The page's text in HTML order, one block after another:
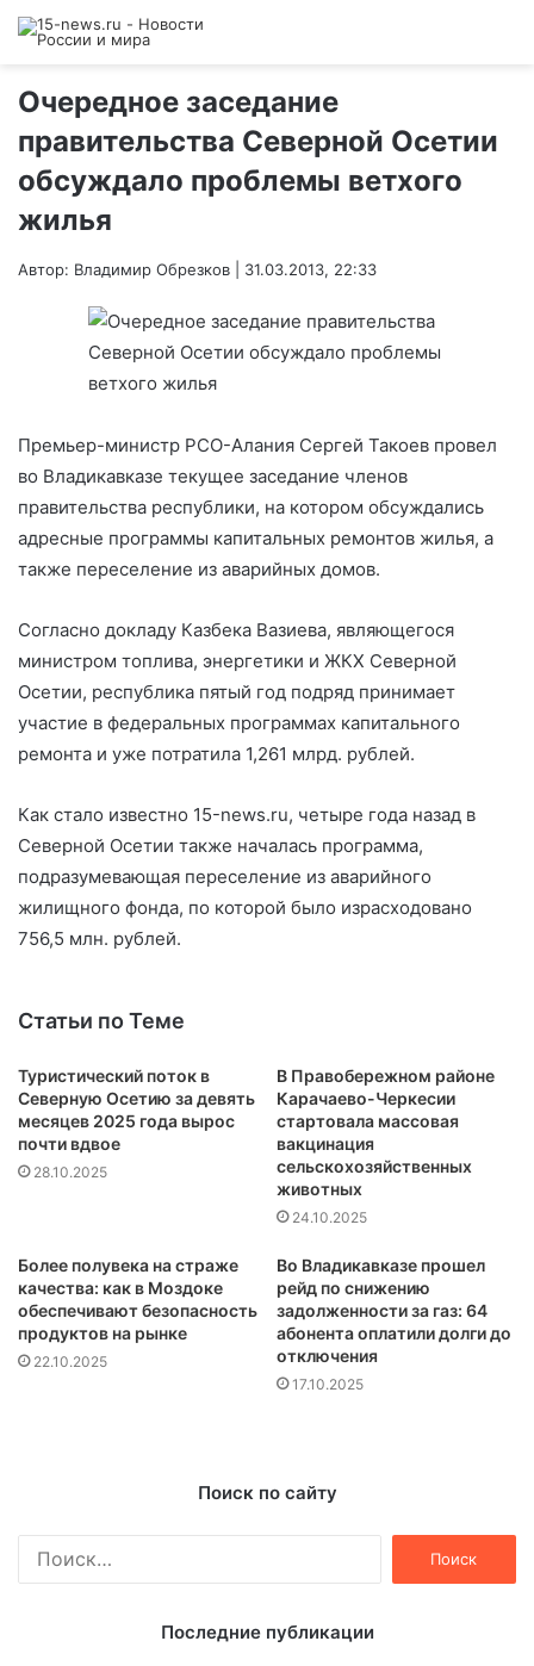
Очередное заседание
правительства Северной Осетии
обсуждало проблемы ветхого
жилья
Автор: Владимир Обрезков | 31.03.2013, 22:33
Премьер-министр РСО-Алания Сергей Такоев провел
во Владикавказе текущее заседание членов
правительства республики, на котором обсуждались
адресные программы капитальных ремонтов жилья, а
также переселение из аварийных домов.
Согласно докладу Казбека Вазиева, являющегося
министром топлива, энергетики и ЖКХ Северной
Осетии, республика пятый год подряд принимает
участие в федеральных программах капитального
ремонта и уже потратила 1,261 млрд. рублей.
Как стало известно 15-news.ru, четыре года назад в
Северной Осетии также началась программа,
подразумевающая переселение из аварийного
жилищного фонда, по которой было израсходовано
756,5 млн. рублей.
Статьи по Теме
Туристический поток в
Северную Осетию за девять
месяцев 2025 года вырос
почти вдвое
28.10.2025
В Правобережном районе
Карачаево-Черкесии
стартовала массовая
вакцинация
сельскохозяйственных
животных
24.10.2025
Более полувека на страже
качества: как в Моздоке
обеспечивают безопасность
продуктов на рынке
22.10.2025
Во Владикавказе прошел
рейд по снижению
задолженности за газ: 64
абонента оплатили долги до
отключения
17.10.2025
Поиск по сайту
Последние публикации